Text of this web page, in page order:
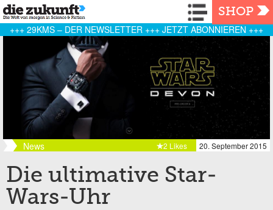
Navigation
SHOP
+++ 29KMS – DER NEWSLETTER +++ JETZT ABONNIEREN +++
News 20. September 2015
2 Likes
Die ultimative Star-
Wars-Uhr